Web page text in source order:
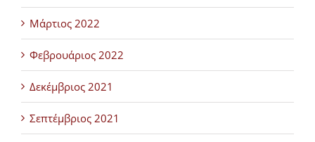
Μάρτιος 2022
Φεβρουάριος 2022
Δεκέμβριος 2021
Σεπτέμβριος 2021